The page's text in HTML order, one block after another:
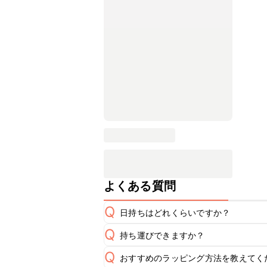
よくある質問
Q 日持ちはどれくらいですか？
A
保存期間は冷蔵で当日中が目安です。
※日持ちは目安です。 こちら
Q 持ち運びできますか？
要冷蔵のスイーツのため長時間のお
Q おすすめのラッピング方法を教えてく